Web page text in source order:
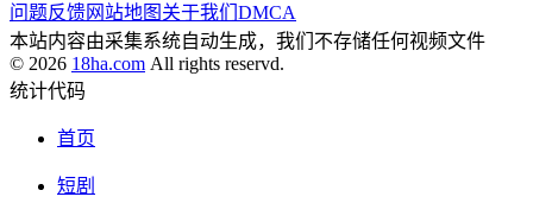
问题反馈网站地图 关于我们 DMCA
本站内容由采集系统自动生成，我们不存储任何视频文件
© 2026 18ha.com All rights reservd.
统计代码
首页
短剧